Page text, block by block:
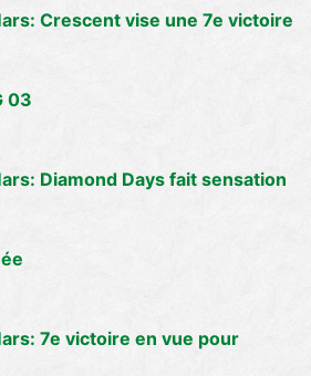
Crescent vise une 7e victoire
03
Diamond Days fait sensation
7e victoire en vue pour